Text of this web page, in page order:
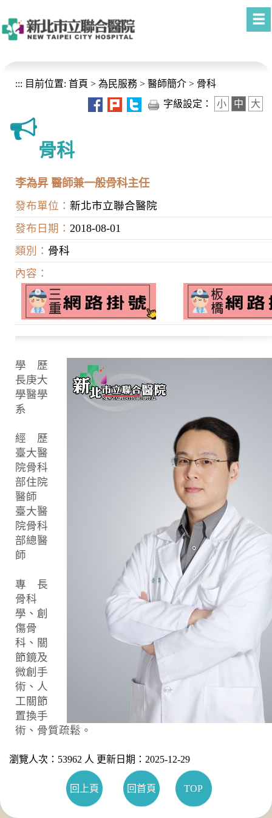
::: 目前位置: 首頁 > 為民服務 > 醫師簡介 > 骨科
字級設定：
小 中 大
骨科
李為昇 醫師兼一般骨科主任
發布單位： 新北市立聯合醫院
發布日期： 2018-08-01
類別： 骨科
內容：
學 歷
長庚大
學醫學
系
經 歷
臺大醫
院骨科
部住院
醫師
臺大醫
院骨科
部總醫
師
專 長
骨科
學、創
傷骨
科、關
節鏡及
微創手
術、人
工關節
置換手
術、骨質疏鬆。
瀏覽人次：53962 人 更新日期：2025-12-29
回上頁 回首頁 TOP